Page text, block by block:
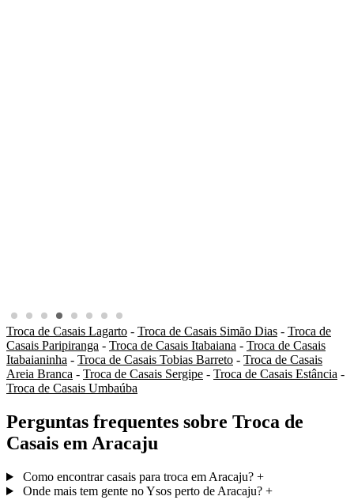
Troca de Casais Lagarto - Troca de Casais Simão Dias - Troca de
Casais Paripiranga - Troca de Casais Itabaiana - Troca de Casais
Itabaianinha - Troca de Casais Tobias Barreto - Troca de Casais
Areia Branca - Troca de Casais Sergipe - Troca de Casais Estância -
Troca de Casais Umbaúba
Perguntas frequentes sobre Troca de
Casais em Aracaju
Como encontrar casais para troca em Aracaju? +
Onde mais tem gente no Ysos perto de Aracaju? +